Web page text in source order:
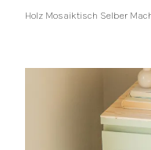
Holz Mosaiktisch Selber